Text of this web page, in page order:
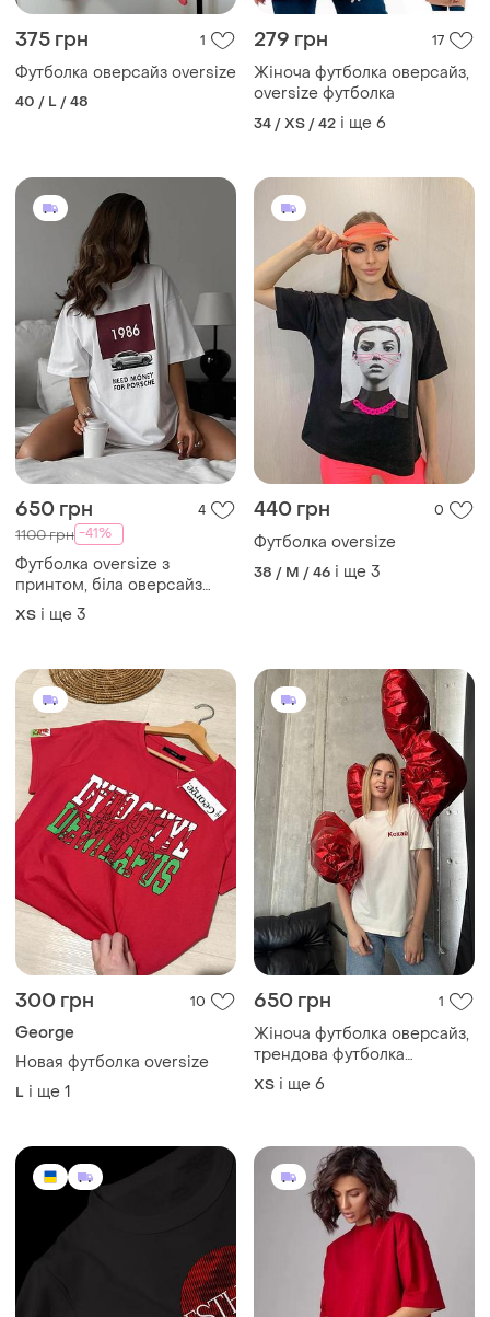
375 грн 1
Футболка оверсайз oversize
40 / L / 48
279 грн 17
Жіноча футболка оверсайз,
oversize футболка
34 / XS / 42 і ще 6
650 грн 4
1100 грн -41%
Футболка oversize з
принтом, біла оверсайз
футболка
ХS і ще 3
440 грн 0
Футболка oversize
38 / M / 46 і ще 3
300 грн 10
George
Новая футболка oversize
L і ще 1
650 грн 1
Жіноча футболка оверсайз,
трендова футболка
oversize, оверсайз
футболка, біла футболка з
жіночий топ
ХS і ще 6